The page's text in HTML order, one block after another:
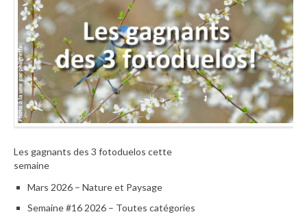
Les gagnants des 3 fotoduelos cette
semaine
Mars 2026 – Nature et Paysage
Semaine #16 2026 – Toutes catégories